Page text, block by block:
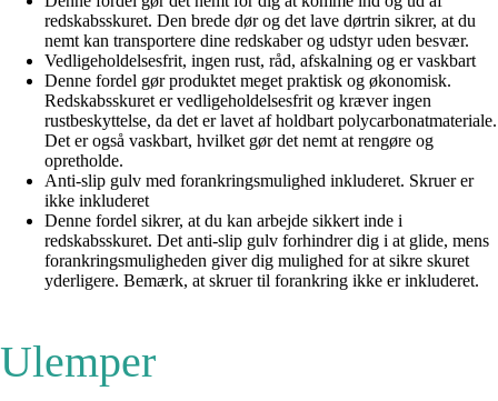
redskabsskuret. Den brede dør og det lave dørtrin sikrer, at du
nemt kan transportere dine redskaber og udstyr uden besvær.
Vedligeholdelsesfrit, ingen rust, råd, afskalning og er vaskbart
Denne fordel gør produktet meget praktisk og økonomisk.
Redskabsskuret er vedligeholdelsesfrit og kræver ingen
rustbeskyttelse, da det er lavet af holdbart polycarbonatmateriale.
Det er også vaskbart, hvilket gør det nemt at rengøre og
opretholde.
Anti-slip gulv med forankringsmulighed inkluderet. Skruer er
ikke inkluderet
Denne fordel sikrer, at du kan arbejde sikkert inde i
redskabsskuret. Det anti-slip gulv forhindrer dig i at glide, mens
forankringsmuligheden giver dig mulighed for at sikre skuret
yderligere. Bemærk, at skruer til forankring ikke er inkluderet.
Ulemper